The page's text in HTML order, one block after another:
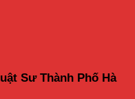
Sư Thành Phố Hà